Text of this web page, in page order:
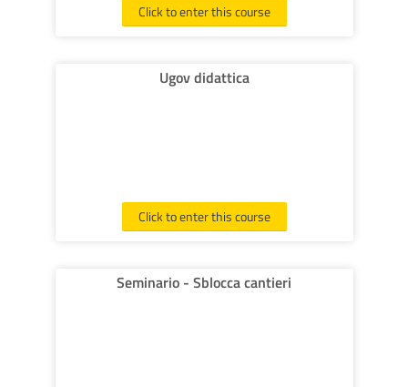
Click to enter this course
Ugov didattica
Click to enter this course
Seminario - Sblocca cantieri